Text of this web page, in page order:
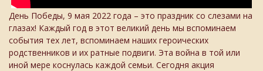
День Победы, 9 мая 2022 года – это праздник со слезами на
глазах! Каждый год в этот великий день мы вспоминаем
события тех лет, вспоминаем наших героических
родственников и их ратные подвиги. Эта война в той или
иной мере коснулась каждой семьи. Сегодня акция